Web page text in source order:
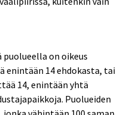
on oikeus
enintään 14 ehdokasta, tai
14, enintään yhtä
Puolueiden